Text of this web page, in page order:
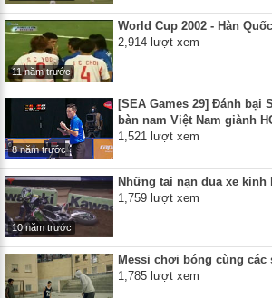
11 năm trước
World Cup 2002 - Hàn
2,914 lượt xem
8 năm trước
[SEA Games 29] Đánh bại
bàn nam Việt Nam giành
1,521 lượt xem
10 năm trước
Những tai nạn đua xe
1,759 lượt xem
Messi chơi bóng cùng các
1,785 lượt xem